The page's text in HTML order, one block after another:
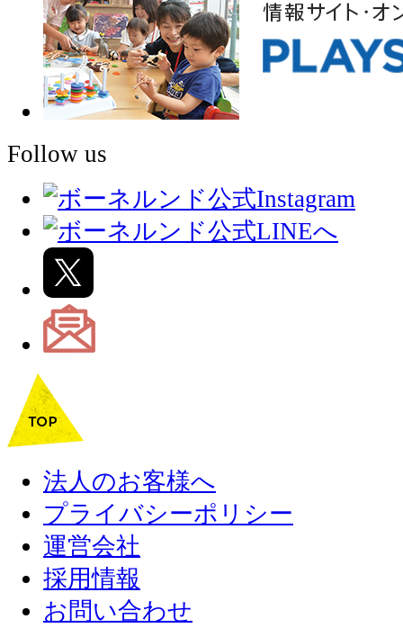
Follow us
法人のお客様へ
プライバシーポリシー
運営会社
採用情報
お問い合わせ